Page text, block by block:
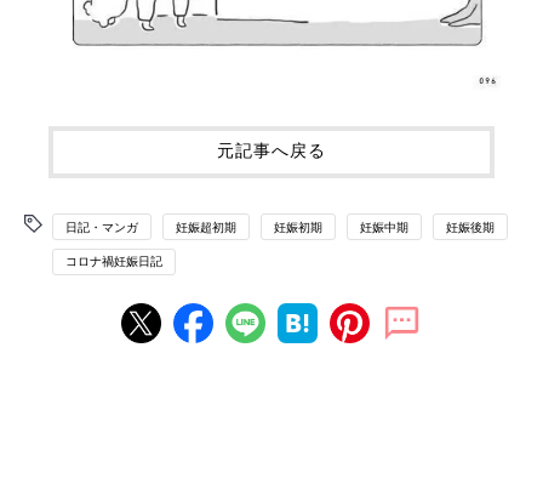
元記事へ戻る
日記・マンガ 妊娠超初期 妊娠初期 妊娠中期 妊娠後期
コロナ禍妊娠日記